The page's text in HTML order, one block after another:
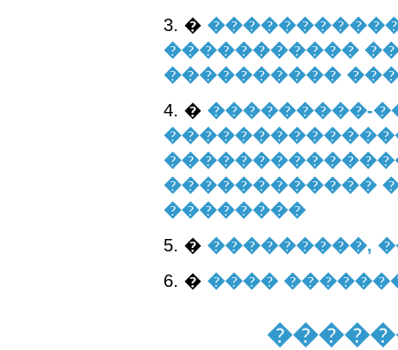
3. �
�����������
����������
4. � ���������-
������������
��������
5. � ���������,
6. � ����